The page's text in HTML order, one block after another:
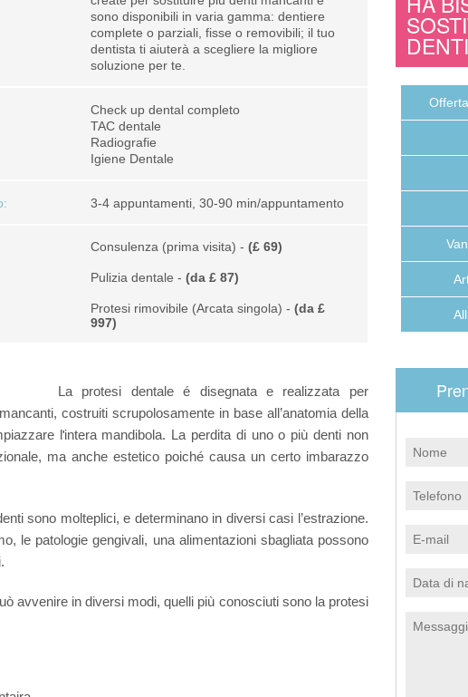
Estrazione denti del giudizio
Articoli sugli impianti dentali
sono disponibili in varia gamma: dentiere
complete o parziali, fisse o removibili; il tuo
dentista ti aiuterà a scegliere la migliore
soluzione per te.
Check up dental completo
TAC dentale
Radiografie
Igiene Dentale
3-4 appuntamenti, 30-90 min/appuntamento
Consulenza (prima visita) -(£ 69)
Pulizia dentale -(da £ 87)
Protesi rimovibile (Arcata singola) -(da £
997)
La protesi dentale é disegnata e realizzata per
costruiti scrupolosamente in base all’anatomia della
l'intera mandibola. La perdita di uno o più denti non
ma anche estetico poiché causa un certo imbarazzo
sono molteplici, e determinano in diversi casi l’estrazione.
le patologie gengivali, una alimentazioni sbagliata possono
avvenire in diversi modi, quelli più conosciuti sono la protesi